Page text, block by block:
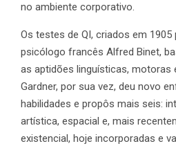
no ambiente corporativo.
Os testes de QI, criados em 1905
psicólogo francês Alfred Binet,
as aptidões linguísticas, motoras
Gardner, por sua vez, deu novo
habilidades e propôs mais seis:
artística, espacial e, mais
existencial, hoje incorporadas e